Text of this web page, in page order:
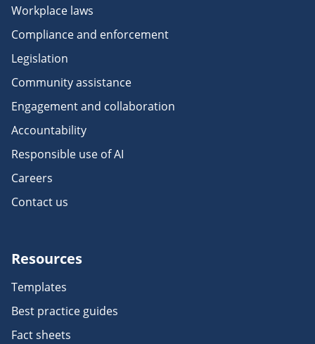
Workplace laws
Compliance and enforcement
Legislation
Community assistance
Engagement and collaboration
Accountability
Responsible use of AI
Careers
Contact us
Resources
Templates
Best practice guides
Fact sheets